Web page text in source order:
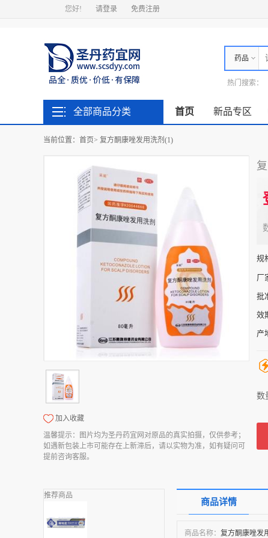
您好! 请登录 免费注册
药品
热门搜索：
全部商品分类 首页 新品专区
当前位置： 首页> 复方酮康唑发用洗剂(1)
加入收藏
温馨提示：图片均为圣丹药宜网对原品的真实拍摄，仅供参考；
如遇新包装上市可能存在上新滞后，请以实物为准，如有疑问可
提前咨询客服。
规
厂
批
效
产
数
推荐商品
商品详情
商品名称： 复方酮康唑发